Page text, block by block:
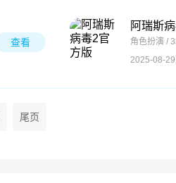
查看
阿瑞斯
角色扮演 /
2025-08-
尾页